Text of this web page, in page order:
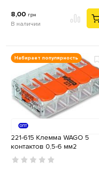
8,00 грн
В наличии
Набирает популярность
221-615 Клемма WAGO 5
контактов 0,5-6 мм2
самозажимная прозрачная
(41А)